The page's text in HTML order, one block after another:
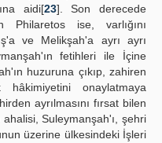
aidi[23]. Son derecede
ise, varlığını
ve Melikşah'a ayrı ayrı
fetihleri ile İçine
huzuruna çıkıp, zahiren
onaylatmaya
ayrılmasını fırsat bilen
Suleymanşah'ı, şehri
üzerine ülkesindeki İşleri